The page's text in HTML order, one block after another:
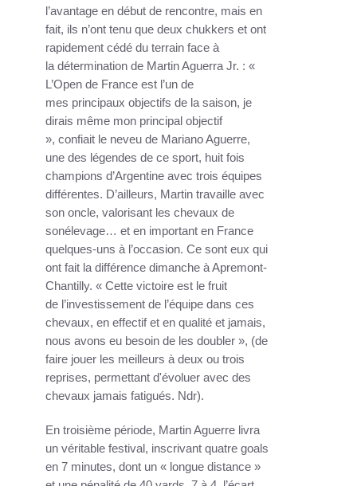
l’avantage en début de rencontre, mais en
fait, ils n’ont tenu que deux chukkers et ont
rapidement cédé du terrain face à
la détermination de Martin Aguerra Jr. : «
L’Open de France est l’un de
mes principaux objectifs de la saison, je
dirais même mon principal objectif
», confiait le neveu de Mariano Aguerre,
une des légendes de ce sport, huit fois
champions d’Argentine avec trois équipes
différentes. D’ailleurs, Martin travaille avec
son oncle, valorisant les chevaux de
sonélevage… et en important en France
quelques-uns à l’occasion. Ce sont eux qui
ont fait la différence dimanche à Apremont-
Chantilly. « Cette victoire est le fruit
de l’investissement de l’équipe dans ces
chevaux, en effectif et en qualité et jamais,
nous avons eu besoin de les doubler », (de
faire jouer les meilleurs à deux ou trois
reprises, permettant d'évoluer avec des
chevaux jamais fatigués. Ndr).
En troisième période, Martin Aguerre livra
un véritable festival, inscrivant quatre goals
en 7 minutes, dont un « longue distance »